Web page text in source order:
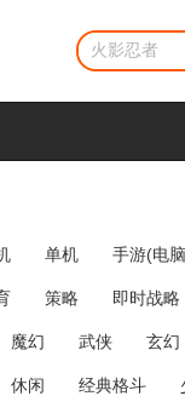
单机 手游(电
策略
即时战略
棋类 牌类 麻将
魔幻 武侠 玄幻
休闲 经典格斗